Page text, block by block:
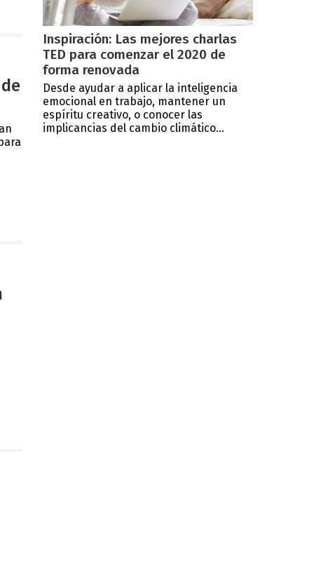
Inspiración: Las mejores charlas
TED para comenzar el 2020 de
forma renovada
Desde ayudar a aplicar la inteligencia
emocional en trabajo, mantener un
espíritu creativo, o conocer las
implicancias del cambio climático...